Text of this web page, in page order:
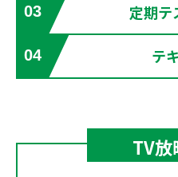
03 定期テ
04 テ
TV放